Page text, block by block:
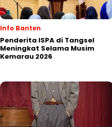
Info Banten
Penderita ISPA di Tangsel
Meningkat Selama Musim
Kemarau 2026